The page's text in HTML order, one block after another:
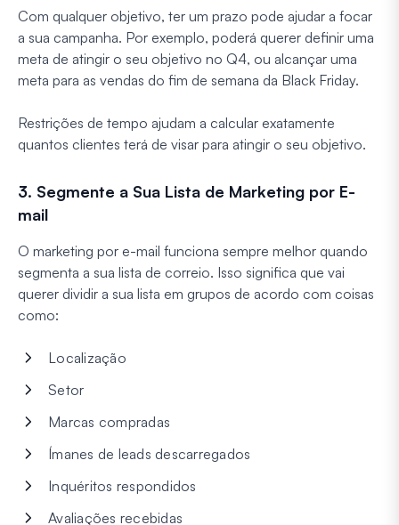
Com qualquer objetivo, ter um prazo pode ajudar a focar
a sua campanha. Por exemplo, poderá querer definir uma
meta de atingir o seu objetivo no Q4, ou alcançar uma
meta para as vendas do fim de semana da Black Friday.
Restrições de tempo ajudam a calcular exatamente
quantos clientes terá de visar para atingir o seu objetivo.
3. Segmente a Sua Lista de Marketing por E-
mail
O marketing por e-mail funciona sempre melhor quando
segmenta a sua lista de correio. Isso significa que vai
querer dividir a sua lista em grupos de acordo com coisas
como:
Localização
Setor
Marcas compradas
Ímanes de leads descarregados
Inquéritos respondidos
Avaliações recebidas